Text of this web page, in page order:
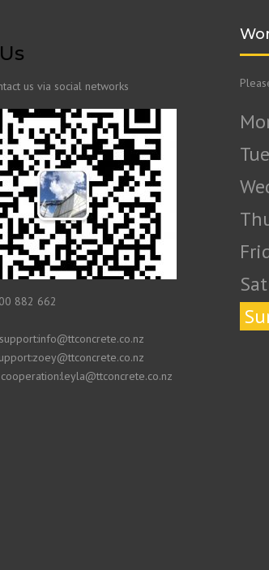
us via social networks
882 662